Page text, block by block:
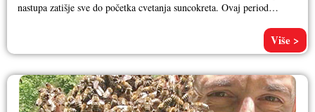
nastupa zatišje sve do početka cvetanja suncokreta. Ovaj period
Više >